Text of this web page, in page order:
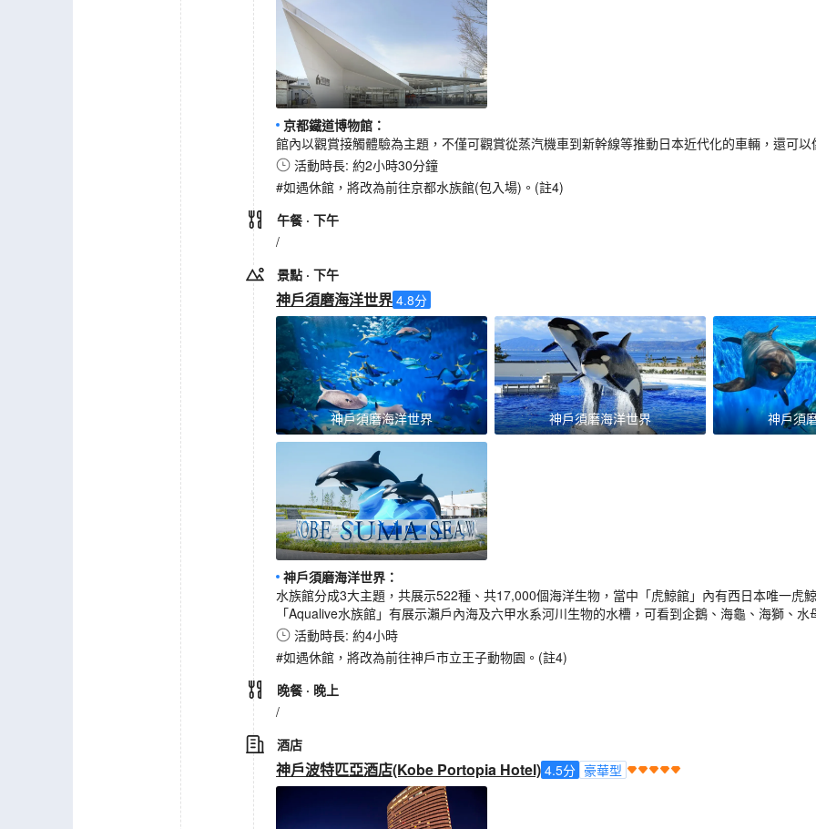
京都鐵道博物館 ：
館內以觀賞接觸體驗為主題，不僅可觀賞從蒸汽機車到新幹線等推動日本近代化的車輛，還可
活動時長: 約2小時30分鐘
#如遇休館，將改為前往京都水族館(包入場)。(註4)
午餐 · 下午
/
景點 · 下午
神戶須磨海洋世界 4.8分
神戶須磨海洋世界 神戶須磨海洋世界 神戶須
神戶須磨海洋世界 ：
水族館分成3大主題，共展示522種、共17,000個海洋生物，當中「虎鯨館」內有西日本唯一虎
「Aqualive水族館」有展示瀨戶內海及六甲水系河川生物的水槽，可看到企鵝、海龜、海獅、水
活動時長: 約4小時
#如遇休館，將改為前往神戶市立王子動物園。(註4)
晚餐 · 晚上
/
酒店
神戶波特匹亞酒店(Kobe Portopia Hotel) 4.5分 豪華型